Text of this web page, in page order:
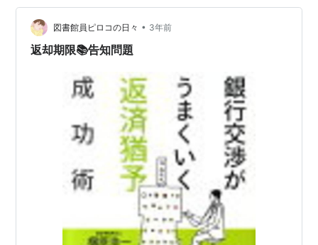
るのを知ることができて、ほんま嬉しい。 さて、いよい
よ今晩、新曲公開。 藤井風さんがクアラルンプールで
Miley Cyr…
図書館員ピロコの日々 • 3年前
返却期限📚告知問題